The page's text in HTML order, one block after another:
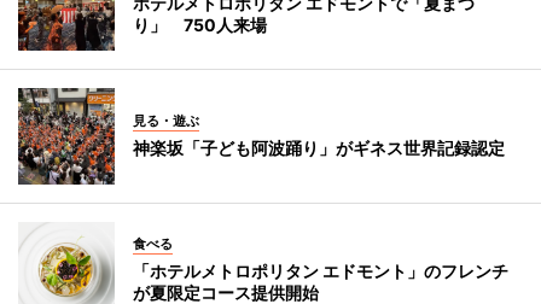
り」 750人来場
見る・遊ぶ
神楽坂「子ども阿波踊り」がギネス世界記録認定
食べる
「ホテルメトロポリタン エドモント」のフレンチ
が夏限定コース提供開始